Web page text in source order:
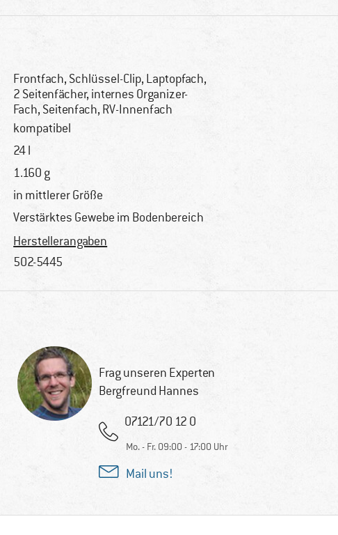
Frontfach, Schlüssel-Clip, Laptopfach,
2 Seitenfächer, internes Organizer-
Fach, Seitenfach, RV-Innenfach
kompatibel
24 l
1.160 g
in mittlerer Größe
Verstärktes Gewebe im Bodenbereich
Herstellerangaben
502-5445
Frag unseren Experten
Bergfreund Hannes
07121/70 12 0
Mo. - Fr. 09:00 - 17:00 Uhr
Mail uns!